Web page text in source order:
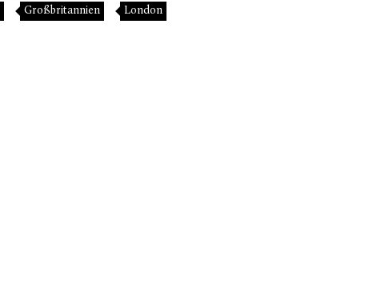
Großbritannien London